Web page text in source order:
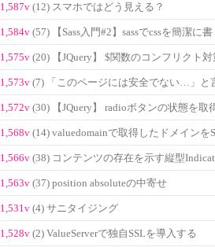
1,587v (12) スマホではどう見える？
1,584v (57) 【Sass入門#2】sassでcssを簡潔に書
1,575v (20) 【JQuery】 $関数のコンフリクト対
1,573v (7) 「このページには安全でない…」と
1,572v (30) 【JQuery】 radioボタンの状態を取
1,568v (14) valuedomainで取得したドメイン
1,566v (38) コンテンツの存在を示す縦型
1,563v (37) position absoluteの中寄せ
1,531v (4) サニタイジング
1,528v (2) ValueServerで独自SSLを導入する